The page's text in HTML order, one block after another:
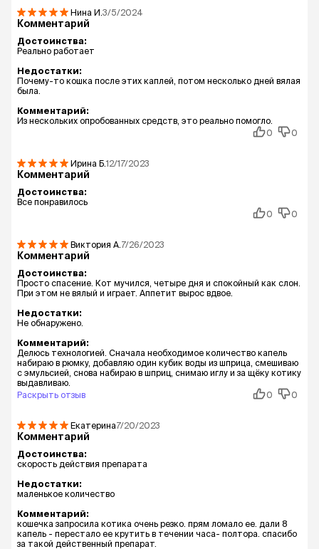
У самцов мегестрола ацетат снижает уровень
тестостерона в крови и оказывает
опосредованное влияние на регуляцию
полового поведения и связанные с ней
поведенческие реакции, снижая агрессию,
беспокойство и повышенную возбудимость.
При отмене препарата концентрация
мегестрола ацетата в организме снижается,
ЛГ и ФСГ в крови животного, прекращается
контрацептивное действие препарата и
Мегестрола ацетат хорошо абсорбируется из
метаболизируется в печени до коньюгатов и
выводится (в виде метаболитов) с мочой и
фекалиями. После прекращения приема
препарата 90 % от общей дозы выводится из
организма животного в течение 15 дней.
По степени воздействия на организм ЭКС®-5,
веществам (3 класс опасности по ГОСТ 12.1.007-
76).
Нина И. 3/5/2024
Комментарий
Достоинства:
Реально работает
Недостатки:
Почему-то кошка после этих каплей, потом несколько дней вялая
была.
Комментарий:
Из нескольких опробованных средств, это реально помогло.
0
0
Ирина Б.12/17/2023
Комментарий
Достоинства:
Все понравилось
0
0
Виктория А. 7/26/2023
Комментарий
Достоинства:
Просто спасение. Кот мучился, четыре дня и спокойный как слон.
При этом не вялый и играет. Аппетит вырос вдвое.
Недостатки:
Не обнаружено.
Комментарий:
Делюсь технологией. Сначала необходимое количество капель
набираю в рюмку, добавляю один кубик воды из шприца, смешиваю
с эмульсией, снова набираю в шприц, снимаю иглу и за щёку котику
выдавливаю.
Раскрыть отзыв
0 0
Екатерина7/20/2023
Комментарий
Достоинства:
скорость действия препарата
Недостатки:
маленькое количество
Комментарий:
кошечка запросила котика очень резко. прям ломало ее. дали 8
капель - перестало ее крутить в течении часа- полтора. спасибо
за такой действенный препарат.